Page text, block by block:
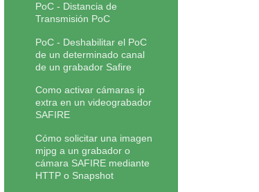
PoC - Distancia de
Transmisión PoC
PoC - Deshabilitar el PoC
de un determinado canal
de un grabador Safire
Como activar cámaras ip
extra en un videograbador
SAFIRE
Cómo solicitar una imagen
mjpg a un grabador o
cámara SAFIRE mediante
HTTP o Snapshot